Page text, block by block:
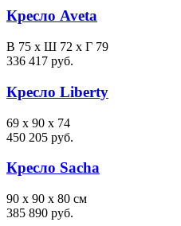
Кресло Aveta
В 75 х Ш 72 х Г 79
336 417 руб.
Кресло Liberty
69 x 90 x 74
450 205 руб.
Кресло Sacha
90 x 90 x 80 см
385 890 руб.